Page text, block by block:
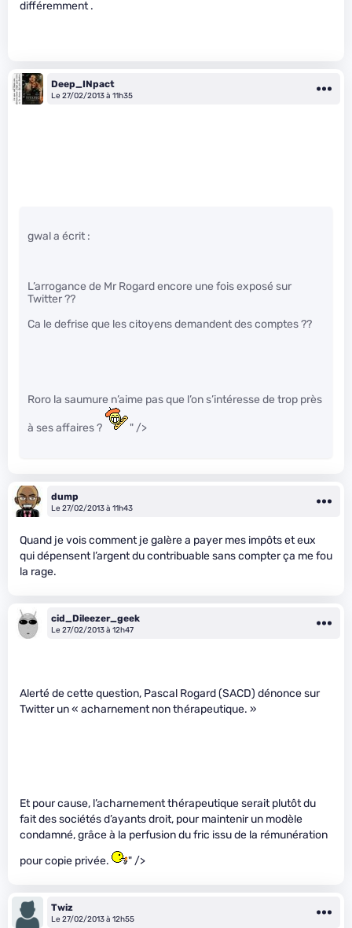
différemment .
Deep_INpact
Le 27/02/2013 à 11h35
gwal a écrit :
L’arrogance de Mr Rogard encore une fois exposé sur
Twitter ??
Ca le defrise que les citoyens demandent des comptes ??
Roro la saumure n’aime pas que l’on s’intéresse de trop près
à ses affaires ? " />
dump
Le 27/02/2013 à 11h43
Quand je vois comment je galère a payer mes impôts et eux
qui dépensent l’argent du contribuable sans compter ça me fou
la rage.
cid_Dileezer_geek
Le 27/02/2013 à 12h47
Alerté de cette question, Pascal Rogard (SACD) dénonce sur
Twitter un « acharnement non thérapeutique. »
Et pour cause, l’acharnement thérapeutique serait plutôt du
fait des sociétés d’ayants droit, pour maintenir un modèle
condamné, grâce à la perfusion du fric issu de la rémunération
pour copie privée.
" />
Twiz
Le 27/02/2013 à 12h55